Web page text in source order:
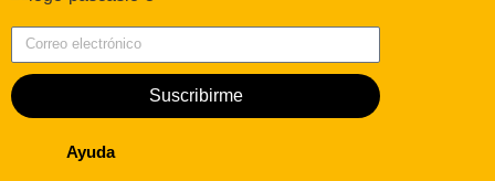
Suscribirme
Ayuda